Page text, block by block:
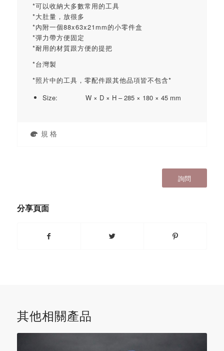
*可以收納大多數常用的工具
*大肚量，放很多
*內附一個88x63x21mm的小零件盒
*彈力帶方便固定
*耐用的材質跟方便的提把
*台灣製
*照片中的工具，零配件跟其他品項皆不包含*
Size: W × D × H – 285 × 180 × 45 mm
規 格
詢問
分享頁面
其他相關產品